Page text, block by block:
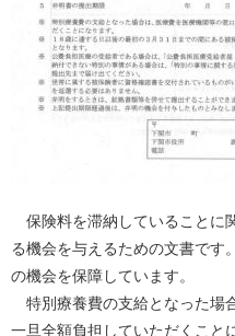
保険料を滞納していることに
る機会を与えるための文書です
の機会を保障しています。
特別療養費の支給となった場
一旦全額負担していただくこと